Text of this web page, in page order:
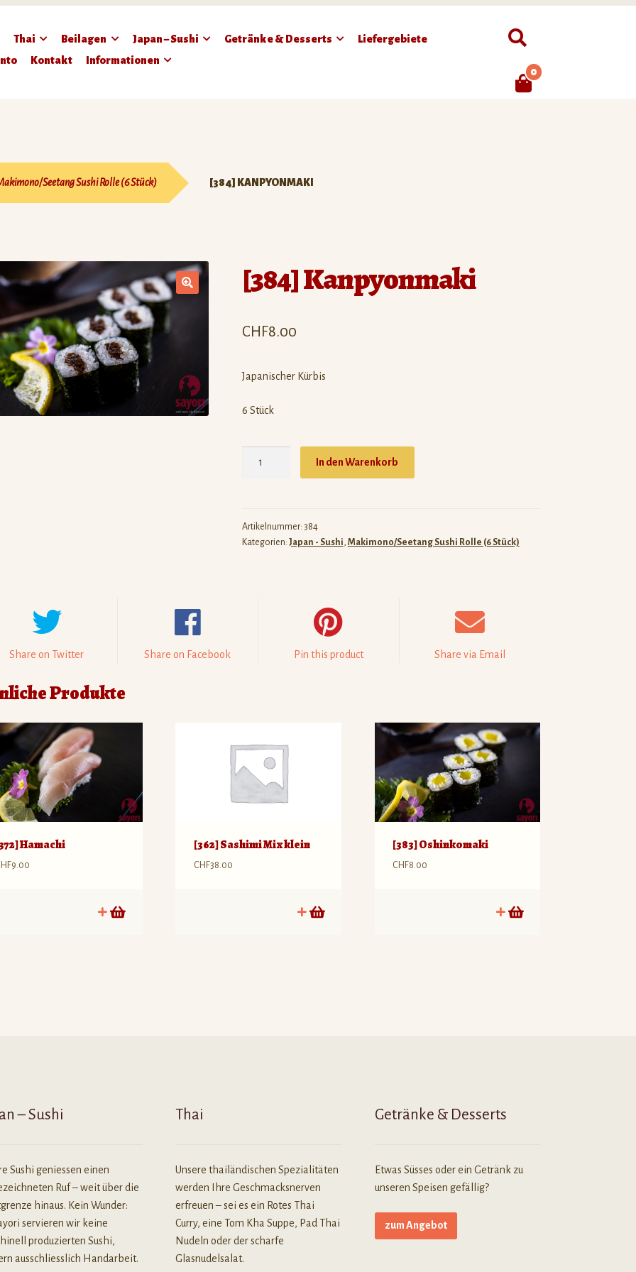
Thai Beilagen Japan – Sushi Getränke & Desserts
Liefergebiete
Kontakt Informationen
Suchen
0
Seetang Sushi Rolle (6 Stück) [384] KANPYONMAKI
[384] Kanpyonmaki
CHF8.00
Japanischer Kürbis
6 Stück
In den Warenkorb
Artikelnummer: 384
Kategorien: Japan - Sushi, Makimono/Seetang Sushi Rolle (6 Stück)
Share on Twitter Share on Facebook Pin this product Share via Email
Produkte
Hamachi
9.00
[362] Sashimi Mix klein
CHF38.00
[383] Oshinkomaki
CHF8.00
– Sushi
Sushi geniessen einen
Ruf – weit über die
hinaus. Kein Wunder:
servieren wir keine
produzierten Sushi,
ausschliesslich Handarbeit.
Thai
Unsere thailändischen Spezialitäten
werden Ihre Geschmacksnerven
erfreuen – sei es ein Rotes Thai
Curry, eine Tom Kha Suppe, Pad Thai
Nudeln oder der scharfe
Glasnudelsalat.
Getränke & Desserts
Etwas Süsses oder ein Getränk zu
unseren Speisen gefällig?
zum Angebot